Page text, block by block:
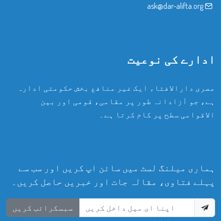
ask@dar-alifta.org
ادارے کی نوعیت
مصری دارالافتاء ایک غیر منافع بخش حکومتی ادارہ
ہے، جو آزادانہ طور پر مقامی، قومی اور بین
الاقوامی سطح پر کام کرتا ہے۔
ہماری میلنگ لسٹ میں سائن اپ کریں اور سب سے
پہلے فتاوی، مقالہ جات اور خبریں حاصل کریں۔
سبسکرائب کریں